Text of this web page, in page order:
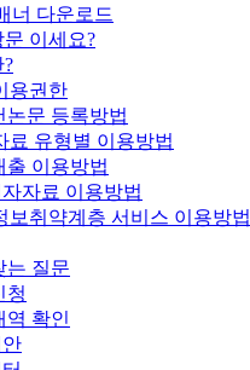
너 다운로드
문 이세요?
?
용권한
논문 등록방법
료 유형별 이용방법
출 이용방법
자료 이용방법
보취약계층 서비스 이용방법
는 질문
청
역 확인